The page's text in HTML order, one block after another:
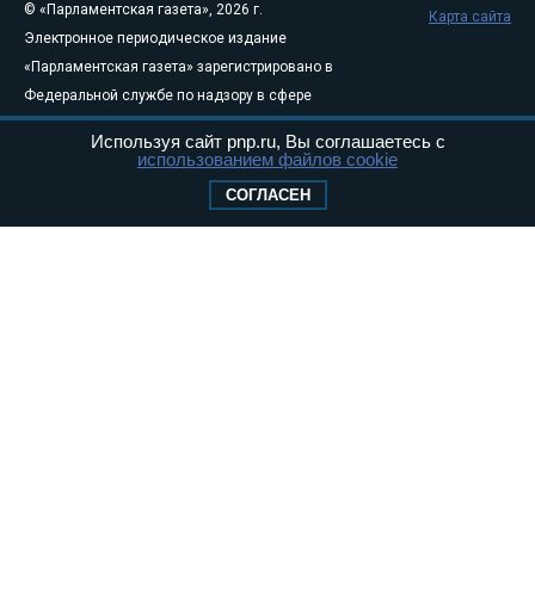
© «Парламентская газета», 2026 г.
Электронное периодическое издание
«Парламентская газета» зарегистрировано в
Федеральной службе по надзору в сфере
связи, информационных технологий и
массовых коммуникаций (Роскомнадзор) 05
Свидетельство о регистрации Эл № ФС77-
Карта сайта
Используя сайт pnp.ru, Вы соглашаетесь с
использованием файлов cookie
СОГЛАСЕН